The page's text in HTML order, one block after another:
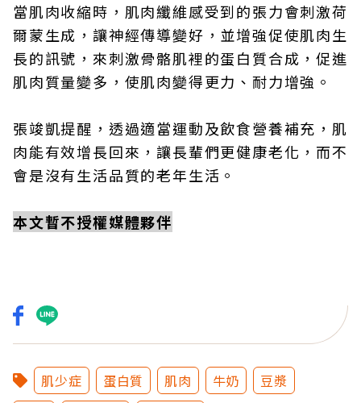
當肌肉收縮時，肌肉纖維感受到的張力會刺激荷
爾蒙生成，讓神經傳導變好，並增強促使肌肉生
長的訊號，來刺激骨骼肌裡的蛋白質合成，促進
肌肉質量變多，使肌肉變得更力、耐力增強。
張竣凱提醒，透過適當運動及飲食營養補充，肌
肉能有效增長回來，讓長輩們更健康老化，而不
會是沒有生活品質的老年生活。
本文暫不授權媒體夥伴
肌少症 蛋白質 肌肉 牛奶
豆漿